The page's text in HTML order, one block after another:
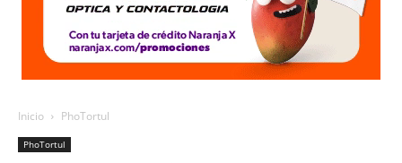
Inicio PhoTortul
PhoTortul